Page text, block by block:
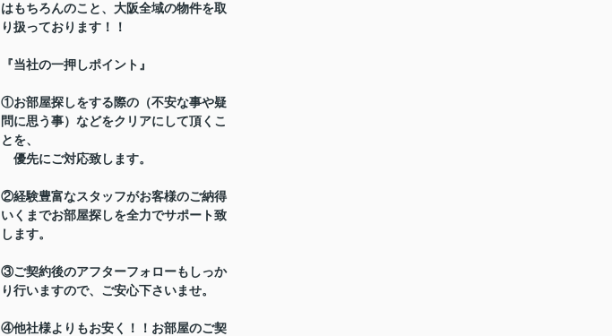
はもちろんのこと、大阪全域の物件を取
り扱っております！！
『当社の一押しポイント』
①お部屋探しをする際の（不安な事や疑
問に思う事）などをクリアにして頂くこ
とを、
優先にご対応致します。
②経験豊富なスタッフがお客様のご納得
いくまでお部屋探しを全力でサポート致
します。
③ご契約後のアフターフォローもしっか
り行いますので、ご安心下さいませ。
④他社様よりもお安く！！お部屋のご契